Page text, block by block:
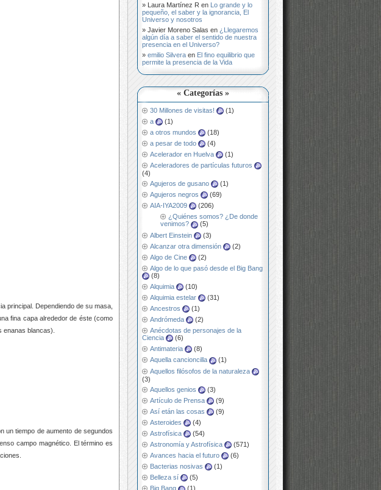
Laura Martínez R en Lo grande y lo
pequeño, el saber y la ignorancia, El
Universo y nosotros
Javier Moreno Salas en ¿Llegaremos
algún día a saber el sentido de nuestra
presencia en el Universo?
emilio Silvera en El fino equilibrio que
permite la presencia de la Vida
« Categorías »
30 Millones de visitas!
(1)
a
(1)
a otros mundos
(18)
a pesar de todo
(4)
Acelerador en Huelva
(1)
Aceleradores de partículas futuros
(4)
Agujeros de gusano
(1)
Agujeros negros
(69)
AIA-IYA2009
(206)
¿Quiénes somos? ¿De donde
venimos?
(5)
Albert Einstein
(3)
Alcanzar otra dimensión
(2)
Algo de Cine
(2)
Algo de lo que pasó desde el Big Bang
(8)
Alquimia
(10)
Alquimia estelar
(31)
Ancestros
(1)
Andrómeda
(2)
Anécdotas de personajes de la
Ciencia
(6)
Antimateria
(8)
Aquella cancioncilla
(1)
Aquellos filósofos de la naturaleza
(3)
Aquellos genios
(3)
Artículo de Prensa
(9)
Así etán las cosas
(9)
Asteroides
(4)
Astrofísica
(54)
Astronomía y Astrofísica
(571)
Avances hacia el futuro
(6)
Bacterias nosivas
(1)
Belleza sí
(5)
Big Bang
(1)
principal. Dependiendo de su masa,
fina capa alrededor de éste (como
enanas blancas).
un tiempo de aumento de segundos
campo magnético. El término es